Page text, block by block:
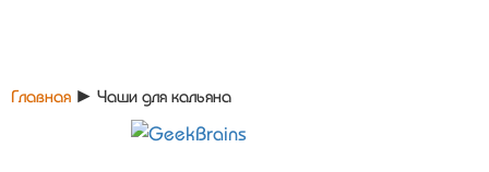
Главная ► Чаши для кальяна